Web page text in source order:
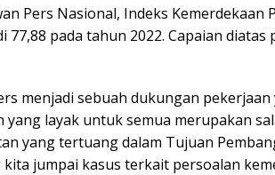
Pers Nasional, Indeks Kemerdekaan
77,88 pada tahun 2022. Capaian diatas
menjadi sebuah dukungan pekerjaan
layak untuk semua merupakan
yang tertuang dalam Tujuan
jumpai kasus terkait persoalan